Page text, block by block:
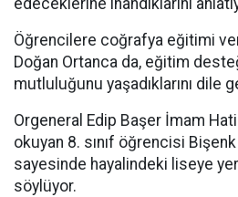
edeceklerine inandıklarını
Öğrencilere coğrafya eğitimi
Doğan Ortanca da, eğitim
mutluluğunu yaşadıklarını dile
Orgeneral Edip Başer İmam
okuyan 8. sınıf öğrencisi
sayesinde hayalindeki liseye
söylüyor.